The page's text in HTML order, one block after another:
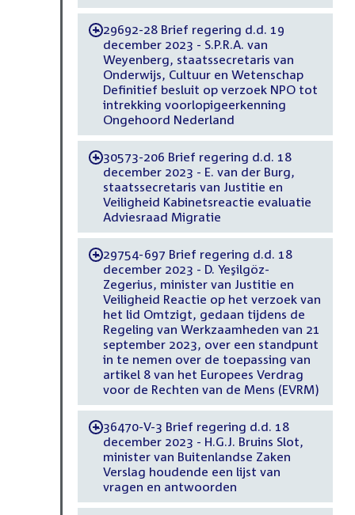
-29692-28 Brief regering d.d. 19
december 2023 - S.P.R.A. van
Weyenberg, staatssecretaris van
Onderwijs, Cultuur en Wetenschap
Definitief besluit op verzoek NPO tot
intrekking voorlopigeerkenning
Ongehoord Nederland
-30573-206 Brief regering d.d. 18
december 2023 - E. van der Burg,
staatssecretaris van Justitie en
Veiligheid Kabinetsreactie evaluatie
Adviesraad Migratie
-29754-697 Brief regering d.d. 18
december 2023 - D. Yeşilgöz-
Zegerius, minister van Justitie en
Veiligheid Reactie op het verzoek van
het lid Omtzigt, gedaan tijdens de
Regeling van Werkzaamheden van 21
september 2023, over een standpunt
in te nemen over de toepassing van
artikel 8 van het Europees Verdrag
voor de Rechten van de Mens (EVRM)
-36470-V-3 Brief regering d.d. 18
december 2023 - H.G.J. Bruins Slot,
minister van Buitenlandse Zaken
Verslag houdende een lijst van
vragen en antwoorden